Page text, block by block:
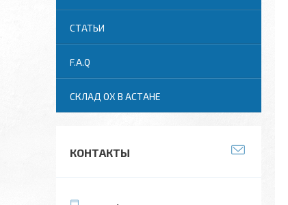
СТАТЬИ
F.A.Q
СКЛАД ОХ В АСТАНЕ
КОНТАКТЫ